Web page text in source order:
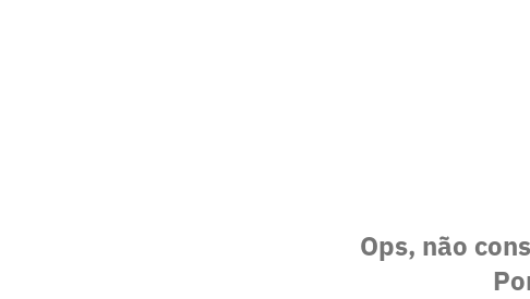
Ops, não